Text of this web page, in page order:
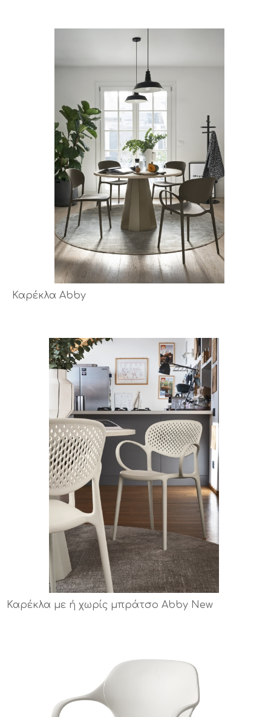
Καρέκλα Abby
Καρέκλα με ή χωρίς μπράτσο Abby New